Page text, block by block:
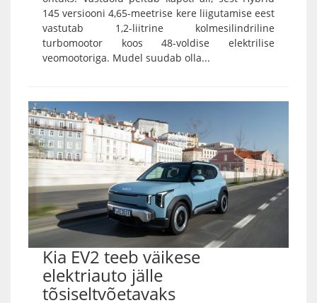
145 versiooni 4,65-meetrise kere liigutamise eest
vastutab 1,2-liitrine kolmesilindriline
turbomootor koos 48-voldise elektrilise
veomootoriga. Mudel suudab olla...
Kia EV2 teeb väikese
elektriauto jälle
tõsiseltvõetavaks